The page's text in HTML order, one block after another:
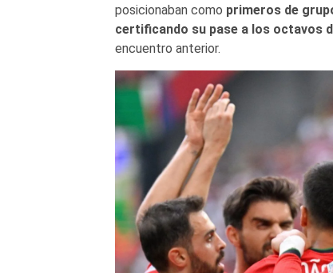
posicionaban como primeros de
certificando su pase a los octavos
encuentro anterior.